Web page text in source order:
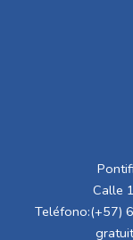
Calle
Teléfono:(+57)